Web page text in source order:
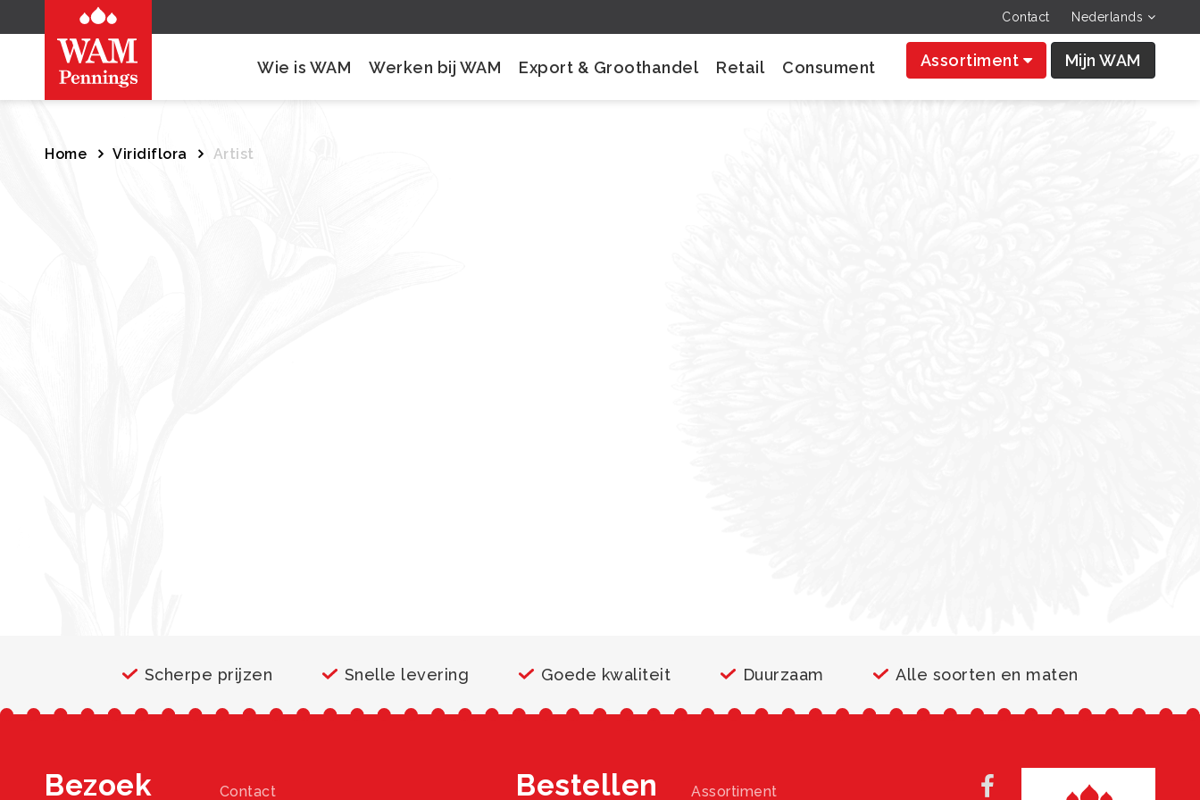
Contact Nederlands
Wie is WAM Werken bij WAM Export & Groothandel Retail Consument Assortiment Mijn WAM
Home Viridiflora Artist
Scherpe prijzen Snelle levering Goede kwaliteit Duurzaam Alle soorten en maten
Bezoek Contact Bestellen Assortiment